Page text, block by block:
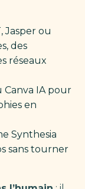
Jasper ou
des
réseaux
Canva IA pour
en
Synthesia
sans tourner